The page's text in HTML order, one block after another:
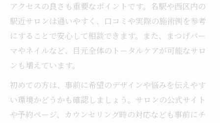
アクセスの良さも重要なポイントです。名駅や西区内の
駅近サロンは通いやすく、口コミや実際の施術例を参考
にすることで安心して相談できます。また、まつげパー
マやネイルなど、目元全体のトータルケアが可能なサロ
ンも増えています。
初めての方は、事前に希望のデザインや悩みを伝えやす
い環境かどうかも確認しましょう。サロンの公式サイト
や予約ページ、カウンセリング時の対応なども事前にチ